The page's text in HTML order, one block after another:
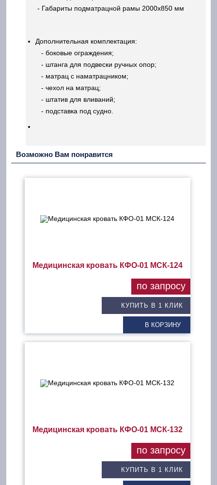
- Габариты подматрацной рамы 2000х850 мм
Дополнительная комплектация:
- боковые ограждения;
- штанга для подвески ручных опор;
- матрац с наматрацником;
- чехол на матрац;
- штатив для вливаний;
- подставка под судно.
Возможно Вам понравится
Медицинская кровать КФО-01 МСК-124
КУПИТЬ В 1 КЛИК
В КОРЗИНУ
по запросу
Медицинская кровать КФО-01 МСК-132
КУПИТЬ В 1 КЛИК
по запросу